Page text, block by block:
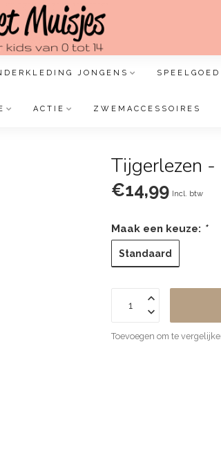
JONGENS SPEELGOED
ACTIE ZWEMACCESSOIRES
Tijgerlezen
€14,99 Incl. btw
Maak een keuze: *
Standaard
Toevoegen om te